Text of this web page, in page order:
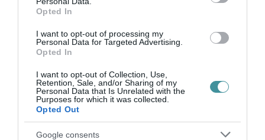
Opted In
I want to opt-out of processing my
Personal Data for Targeted Advertising.
Opted In
I want to opt-out of Collection, Use,
Retention, Sale, and/or Sharing of my
Personal Data that Is Unrelated with the
Purposes for which it was collected.
Opted Out
Google consents
- érvelt Oroján.
megemlíteni a fideszes politikus, hogy
2013-ban az Orbán-kormány a tízmilliárdos
hiteleket felhalmozó, Fidesz-vezette
önkormányzatok (Pécs, Hódmezővásárhely,
Debrecen stb.) adósságait is átvállalta, nem
csak a baloldali vezetésűekét.